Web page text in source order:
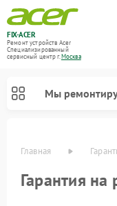
FIX-ACER
Ремонт устройств Acer
Специализированный
cервисный центр г.Москва
Мы
Главная
Гарантия на